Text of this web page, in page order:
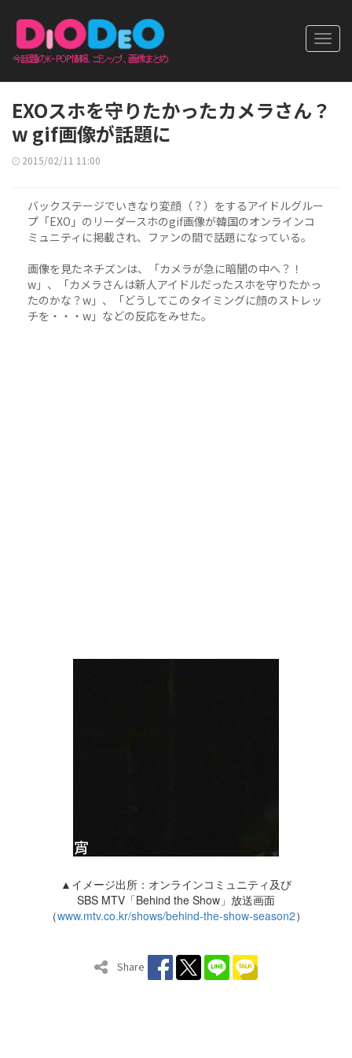
EXOスホを守りたかったカメラさん？
w gif画像が話題に
2015/02/11 11:00
バックステージでいきなり変顔（？）をするアイドルグルー
プ「EXO」のリーダースホのgif画像が韓国のオンラインコ
ミュニティに掲載され、ファンの間で話題になっている。
画像を見たネチズンは、「カメラが急に暗闇の中へ？！
w」、「カメラさんは新人アイドルだったスホを守りたかっ
たのかな？w」、「どうしてこのタイミングに顔のストレッ
チを・・・w」などの反応をみせた。
▲イメージ出所：オンラインコミュニティ及び
SBS MTV「Behind the Show」放送画面
（www.mtv.co.kr/shows/behind-the-show-season2）
Share